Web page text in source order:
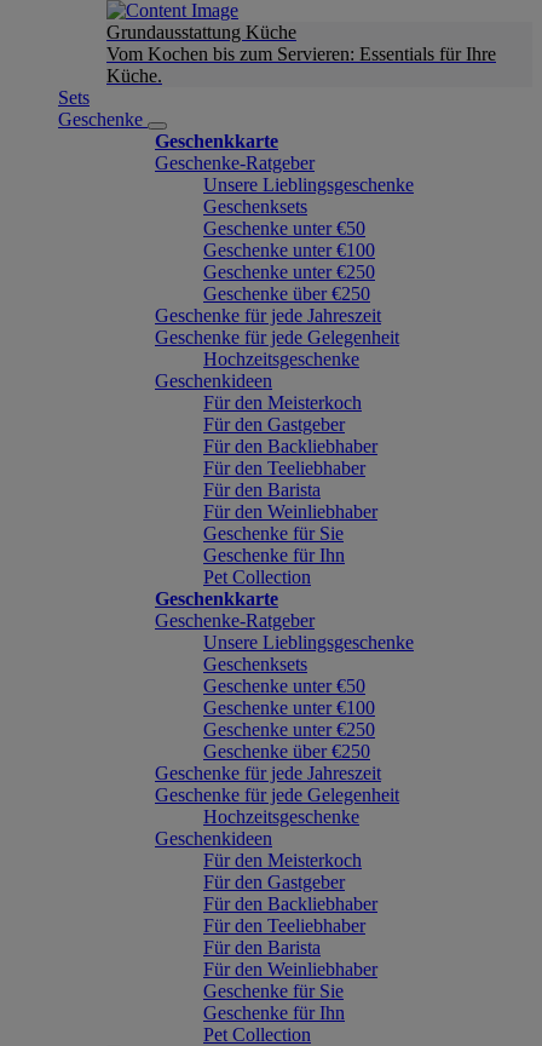
Grundausstattung Küche
Vom Kochen bis zum Servieren: Essentials für Ihre
Küche.
Sets
Geschenke
Geschenkkarte
Geschenke-Ratgeber
Unsere Lieblingsgeschenke
Geschenksets
Geschenke unter €50
Geschenke unter €100
Geschenke unter €250
Geschenke über €250
Geschenke für jede Jahreszeit
Geschenke für jede Gelegenheit
Hochzeitsgeschenke
Geschenkideen
Für den Meisterkoch
Für den Gastgeber
Für den Backliebhaber
Für den Teeliebhaber
Für den Barista
Für den Weinliebhaber
Geschenke für Sie
Geschenke für Ihn
Pet Collection
Geschenkkarte
Geschenke-Ratgeber
Unsere Lieblingsgeschenke
Geschenksets
Geschenke unter €50
Geschenke unter €100
Geschenke unter €250
Geschenke über €250
Geschenke für jede Jahreszeit
Geschenke für jede Gelegenheit
Hochzeitsgeschenke
Geschenkideen
Für den Meisterkoch
Für den Gastgeber
Für den Backliebhaber
Für den Teeliebhaber
Für den Barista
Für den Weinliebhaber
Geschenke für Sie
Geschenke für Ihn
Pet Collection